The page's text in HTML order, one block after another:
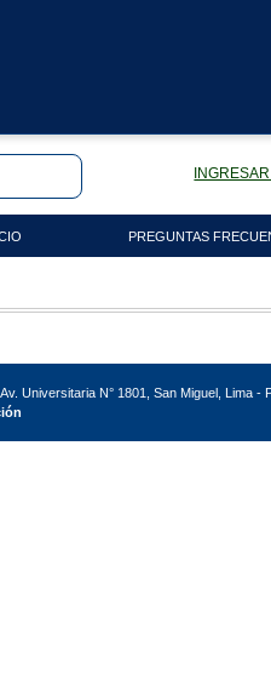
PREGUNTAS
Universitaria N° 1801, San Miguel, Lima -